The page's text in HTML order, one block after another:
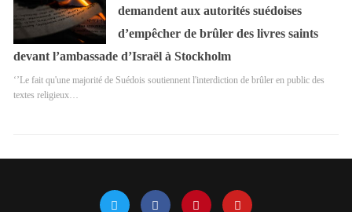
demandent aux autorités suédoises
d’empêcher de brûler des livres saints
devant l’ambassade d’Israël à Stockholm
‘’Le fait qu'une majorité de Suédois soutiennent l'interdiction de brûler en public des
textes religieux…